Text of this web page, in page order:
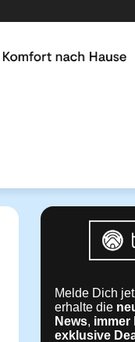
Melde Dich
erhalte die
News, immer
exklusive